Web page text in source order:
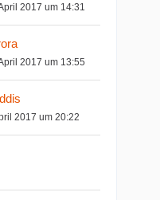
2017 um 14:31
2017 um 13:55
2017 um 20:22